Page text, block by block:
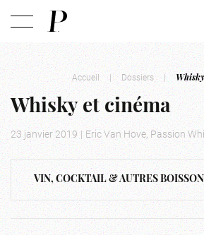
Accueil | Dossiers |
Whisky et cinéma
23 janvier 2019 | Eric Van Hove, Passion
VIN, COCKTAIL & AUTRES